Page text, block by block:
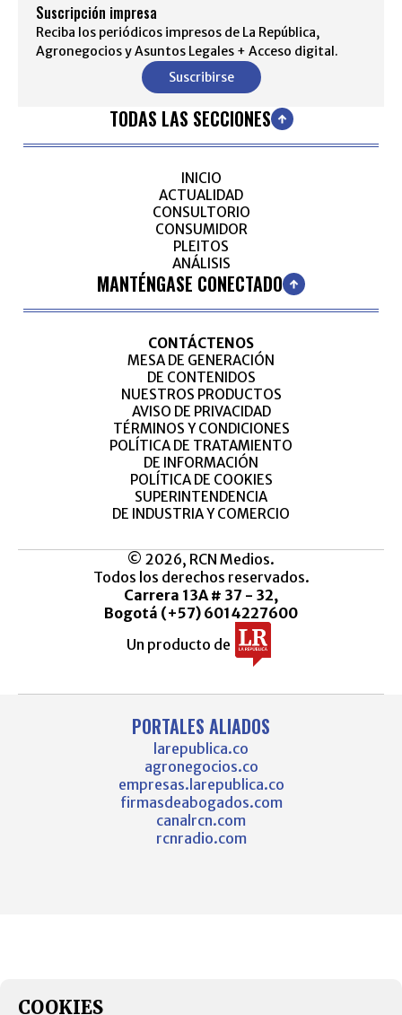
Suscripción impresa
Reciba los periódicos impresos de La República,
Agronegocios y Asuntos Legales + Acceso digital.
Suscribirse
TODAS LAS SECCIONES
INICIO
ACTUALIDAD
CONSULTORIO
CONSUMIDOR
PLEITOS
ANÁLISIS
MANTÉNGASE CONECTADO
CONTÁCTENOS
MESA DE GENERACIÓN
DE CONTENIDOS
NUESTROS PRODUCTOS
AVISO DE PRIVACIDAD
TÉRMINOS Y CONDICIONES
POLÍTICA DE TRATAMIENTO
DE INFORMACIÓN
POLÍTICA DE COOKIES
SUPERINTENDENCIA
DE INDUSTRIA Y COMERCIO
© 2026, RCN Medios.
Todos los derechos reservados.
Carrera 13A # 37 - 32,
Bogotá (+57) 6014227600
Un producto de
PORTALES ALIADOS
larepublica.co
agronegocios.co
empresas.larepublica.co
firmasdeabogados.com
canalrcn.com
rcnradio.com
COOKIES